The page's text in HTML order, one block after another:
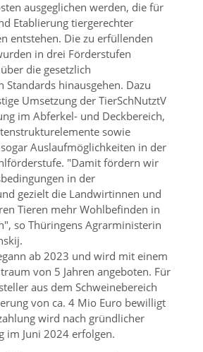
ausgeglichen werden, die für
Etablierung tiergerechter
entstehen. Die zu erfüllenden
in drei Förderstufen
die gesetzlich
Standards hinausgehen. Dazu
Umsetzung der TierSchNutztV
im Abferkel- und Deckbereich,
sowie
Auslaufmöglichkeiten in der
Damit fördern wir
in der
gezielt die Landwirtinnen und
Tieren mehr Wohlbefinden in
, so Thüringens Agrarministerin
ab 2023 und wird mit einem
von 5 Jahren angeboten. Für
aus dem Schweinebereich
von ca. 4 Mio Euro bewilligt
wird nach gründlicher
im Juni 2024 erfolgen.